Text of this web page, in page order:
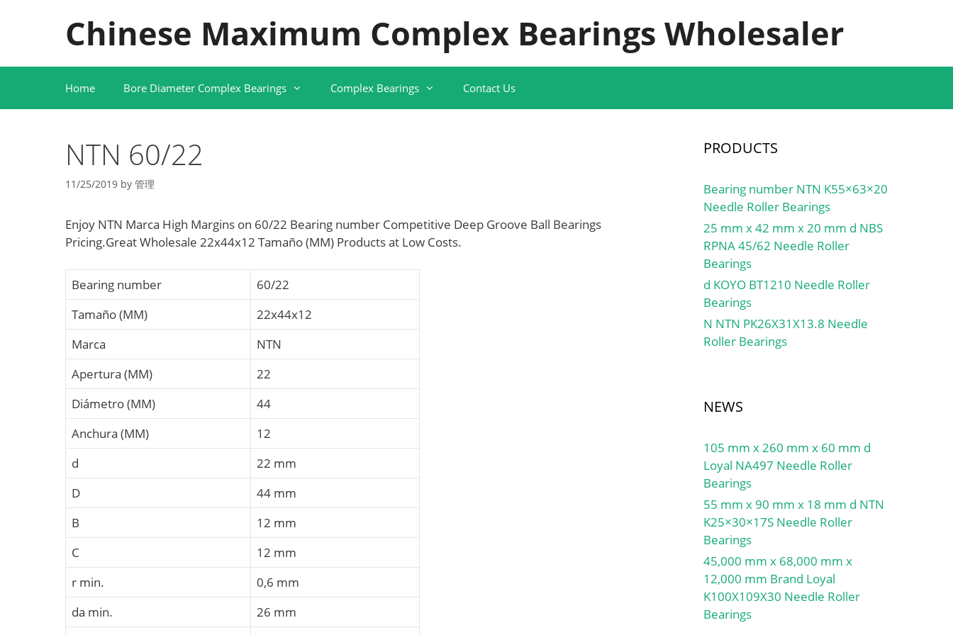
Chinese Maximum Complex Bearings Wholesaler
Home Bore Diameter Complex Bearings Complex Bearings Contact Us
NTN 60/22
11/25/2019 by 管理
Enjoy NTN Marca High Margins on 60/22 Bearing number Competitive Deep Groove Ball Bearings
Pricing.Great Wholesale 22x44x12 Tamaño (MM) Products at Low Costs.
Bearing number
60/22
Tamaño (MM)
22x44x12
Marca
NTN
Apertura (MM)
22
Diámetro (MM)
44
Anchura (MM)
12
d
22 mm
D
44 mm
B
12 mm
C
12 mm
r min.
0,6 mm
da min.
26 mm
PRODUCTS
Bearing number NTN K55×63×20
Needle Roller Bearings
25 mm x 42 mm x 20 mm d NBS
RPNA 45/62 Needle Roller
Bearings
d KOYO BT1210 Needle Roller
Bearings
N NTN PK26X31X13.8 Needle
Roller Bearings
NEWS
105 mm x 260 mm x 60 mm d
Loyal NA497 Needle Roller
Bearings
55 mm x 90 mm x 18 mm d NTN
K25×30×17S Needle Roller
Bearings
45,000 mm x 68,000 mm x
12,000 mm Brand Loyal
K100X109X30 Needle Roller
Bearings